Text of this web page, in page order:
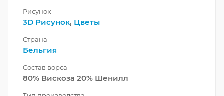
Рисунок
3D Рисунок, Цветы
Страна
Бельгия
Состав ворса
80% Вискоза 20% Шенилл